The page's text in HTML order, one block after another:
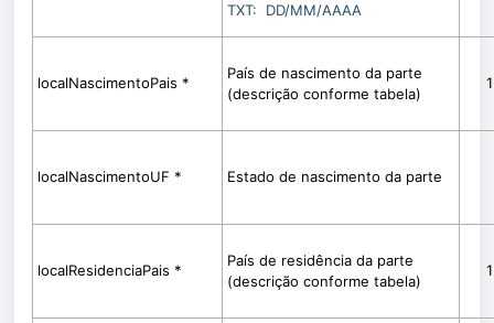
TXT: DD/MM/AAAA
localNascimentoPais *
País de nascimento da parte
(descrição conforme tabela)
localNascimentoUF * Estado de nascimento da parte
localResidenciaPais *
País de residência da parte
(descrição conforme tabela)